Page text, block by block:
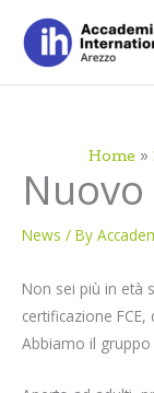
content
Home
News / By
Non sei più in età
certificazione FCE,
Abbiamo il